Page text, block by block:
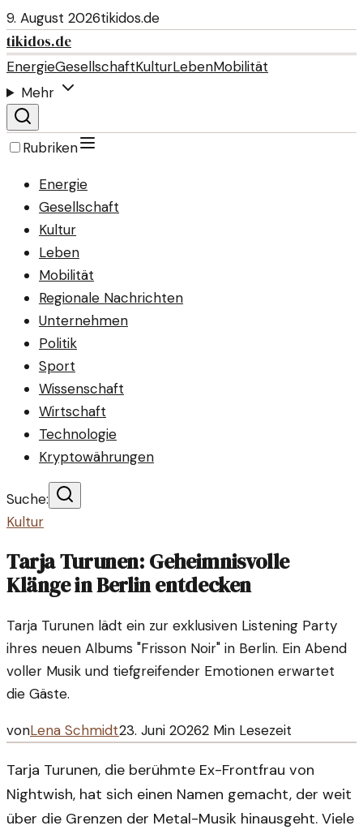
9. August 2026tikidos.de
tikidos.de
EnergieGesellschaftKulturLebenMobilität
Mehr
Rubriken
Energie
Gesellschaft
Kultur
Leben
Mobilität
Regionale Nachrichten
Unternehmen
Politik
Sport
Wissenschaft
Wirtschaft
Technologie
Kryptowährungen
Suche:
Kultur
Tarja Turunen: Geheimnisvolle
Klänge in Berlin entdecken
Tarja Turunen lädt ein zur exklusiven Listening Party
ihres neuen Albums "Frisson Noir" in Berlin. Ein Abend
voller Musik und tiefgreifender Emotionen erwartet
die Gäste.
vonLena Schmidt23. Juni 20262 Min Lesezeit
Tarja Turunen, die berühmte Ex-Frontfrau von
Nightwish, hat sich einen Namen gemacht, der weit
über die Grenzen der Metal-Musik hinausgeht. Viele